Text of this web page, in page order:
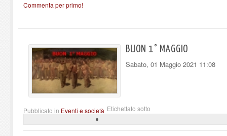
Commenta per primo!
BUON 1° MAGGIO
Sabato, 01 Maggio 2021 11:08
Pubblicato in Eventi e società Etichettato sotto